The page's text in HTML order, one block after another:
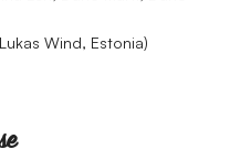
Wind, Estonia)